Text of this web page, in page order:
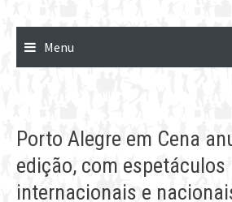
Menu
Porto Alegre em Cena
edição, com espetáculos
internacionais e